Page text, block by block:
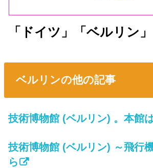
「ドイツ」「ベルリン」
ベルリンの他の記事
技術博物館 (ベルリン) 。本館
技術博物館 (ベルリン) ～飛行
ら